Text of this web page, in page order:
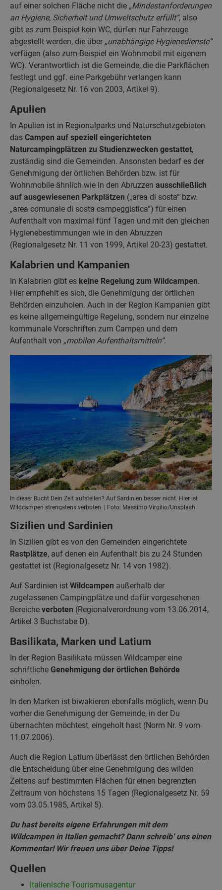
auf einer solchen Fläche nicht die „Mindestanforderungen
an Hygiene, Sicherheit und Umweltschutz erfüllt“, also
gibt es zum Beispiel kein WC, dürfen nur Fahrzeuge
abgestellt werden, die über „unabhängige Hygienedienste“
verfügen (also zum Beispiel ein Wohnmobil mit eigenem
WC). Verantwortlich ist die Gemeinde, die die Parkflächen
festlegt und ggf. eine Parkgebühr verlangen kann
(Regionalgesetz Nr. 16 von 2003, Artikel 9).
Apulien
In Apulien ist in Regionalparks und Naturschutzgebieten
das Campen auf speziell eingerichteten
Naturcampingplätzen zu Studienzwecken gestattet,
zuständig sind die Gemeinden. Ansonsten bedarf es der
Genehmigung der örtlichen Behörden bzw. ist für
Wohnmobile ähnlich wie in den Abruzzen ausschließlich
auf ausgewiesenen Parkplätzen („area di sosta“ bzw.
„area comunale di sosta campeggistica“) für einen
Aufenthalt von maximal fünf Tagen und mit den gleichen
Hygienebestimmungen wie in den Abruzzen
(Regionalgesetz Nr. 11 von 1999, Artikel 20-23) gestattet.
Kalabrien und Kampanien
In Kalabrien gibt es keine Regelung zum Wildcampen.
Hier empfiehlt es sich, die Genehmigung der örtlichen
Behörden einzuholen. Auch in der Region Kampanien gibt
es keine allgemeingültige Regelung, sondern nur einzelne
kommunale Vorschriften zum Campen und dem
Aufenthalt von „mobilen Aufenthaltsmitteln“.
In dieser Bucht Dein Zelt aufstellen? Auf Sardinien besser nicht. Hier ist
Wildcampen strengstens verboten. | Foto: Massimo Virgilio/Unsplash
Sizilien und Sardinien
In Sizilien gibt es von den Gemeinden eingerichtete
Rastplätze, auf denen ein Aufenthalt bis zu 24 Stunden
gestattet ist (Regionalgesetz Nr. 14 von 1982).
Auf Sardinien ist Wildcampen außerhalb der
zugelassenen Campingplätze und dafür vorgesehenen
Bereiche verboten (Regionalverordnung vom 13.06.2014,
Artikel 3 Buchstabe D).
Basilikata, Marken und Latium
In der Region Basilikata müssen Wildcamper eine
schriftliche Genehmigung der örtlichen Behörde
einholen.
In den Marken ist biwakieren ebenfalls möglich, wenn Du
vorher die Genehmigung der Gemeinde, in der Du
übernachten möchtest, eingeholt hast (Norm Nr. 9 vom
11.07.2006).
Auch die Region Latium überlässt den örtlichen Behörden
die Entscheidung über eine Genehmigung des wilden
Zeltens auf bestimmten Flächen für einen begrenzten
Zeitraum von höchstens 15 Tagen (Regionalgesetz Nr. 59
vom 03.05.1985, Artikel 5).
Du hast bereits eigene Erfahrungen mit dem
Wildcampen in Italien gemacht? Dann schreib‘ uns einen
Kommentar! Wir freuen uns über Deine Tipps!
Quellen
Italienische Tourismusagentur